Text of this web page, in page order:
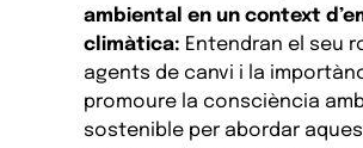
ambiental en un context
climàtica: Entendran el seu
agents de canvi i la
promoure la consciència
sostenible per abordar